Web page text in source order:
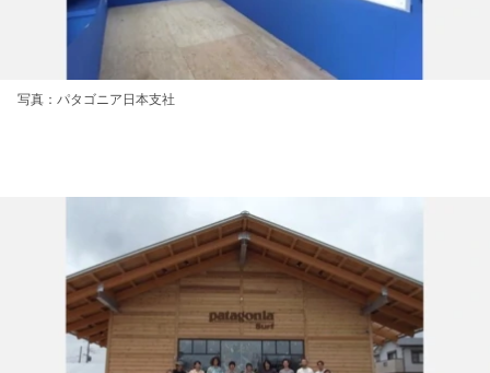
写真：パタゴニア日本支社